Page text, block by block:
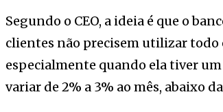
Segundo o CEO, a ideia é que o
clientes não precisem utilizar todo
especialmente quando ela tiver
variar de 2% a 3% ao mês, abaixo